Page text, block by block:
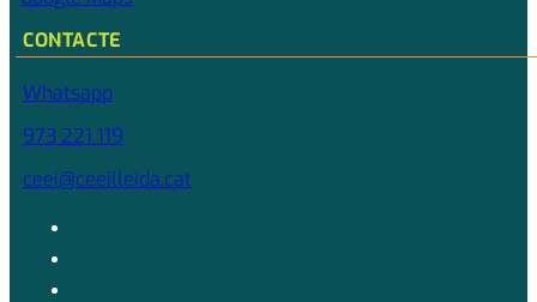
CONTACTE
Whatsapp
973 221 119
ceei@ceeilleida.cat